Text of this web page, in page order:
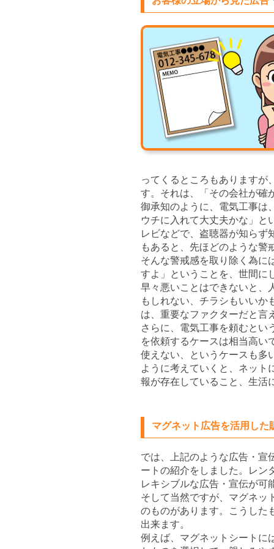
ってくるところもありますが
す。それは、「その会社が確
御承知のように、電気工事は
ウチに入れて大丈夫かな」と
レビなどで、盗聴器が知らず
もあると、先ほどのような警
そんな警戒感を取り除く為に
すよ」ということを、世間に
早々悪いことはできないと、
もしれない、チラシもいいか
は、重要なファクターだと言
さらに、電気工事を頼むとい
を依頼するケースは相当高い
使えない、というケースも多
ように考えていくと、ネット
報が存在していること、生活
マグネット広告を活用した
では、上記のような広告・宣
ートの紹介をしました。レン
レキシブルな広告・宣伝が可
そして当然ですが、マグネッ
のものがあります。こうした
出来ます。
例えば、マグネットシートに